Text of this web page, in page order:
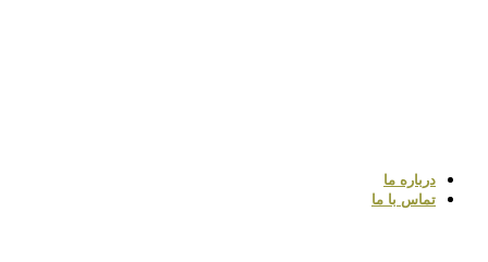
درباره ما
تماس با ما